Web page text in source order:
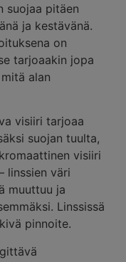
suojaa pitäen
ja kestävänä.
on
tarjoaakin jopa
alan
visiiri tarjoaa
suojan tuulta,
visiiri
linssien väri
muuttuu ja
Linssissä
pinnoite.